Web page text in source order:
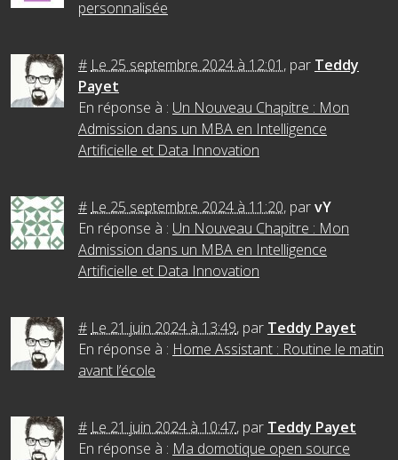
personnalisée
# Le 25 septembre 2024 à 12:01 , par Teddy
Payet
En réponse à : Un Nouveau Chapitre : Mon
Admission dans un MBA en Intelligence
Artificielle et Data Innovation
# Le 25 septembre 2024 à 11:20, parvY
En réponse à : Un Nouveau Chapitre : Mon
Admission dans un MBA en Intelligence
Artificielle et Data Innovation
# Le 21 juin 2024 à 13:49, par Teddy Payet
En réponse à : Home Assistant : Routine le matin
avant l’école
# Le 21 juin 2024 à 10:47, par Teddy Payet
En réponse à : Ma domotique open source